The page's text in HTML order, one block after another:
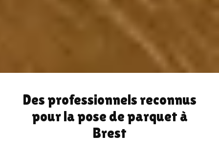
Des professionnels reconnus
pour la pose de parquet à
Brest